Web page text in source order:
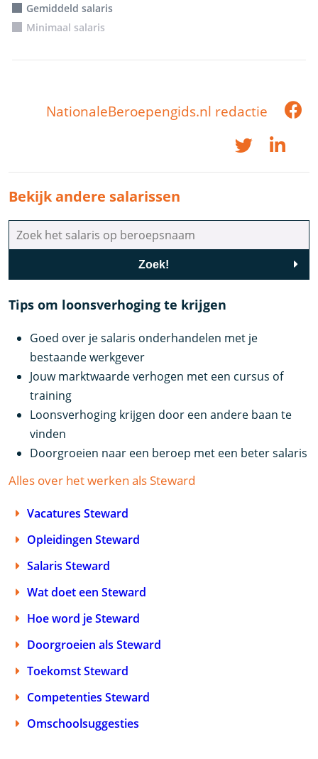
Gemiddeld salaris
Minimaal salaris
NationaleBeroepengids.nl redactie
Bekijk andere salarissen
Zoek!
Tips om loonsverhoging te krijgen
Goed over je salaris onderhandelen met je
bestaande werkgever
Jouw marktwaarde verhogen met een cursus of
training
Loonsverhoging krijgen door een andere baan te
vinden
Doorgroeien naar een beroep met een beter salaris
Alles over het werken als Steward
Vacatures Steward
Opleidingen Steward
Salaris Steward
Wat doet een Steward
Hoe word je Steward
Doorgroeien als Steward
Toekomst Steward
Competenties Steward
Omschoolsuggesties